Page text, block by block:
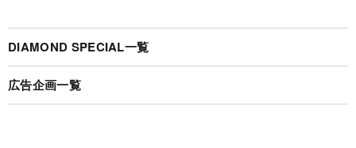
DIAMOND SPECIAL一覧
広告企画一覧